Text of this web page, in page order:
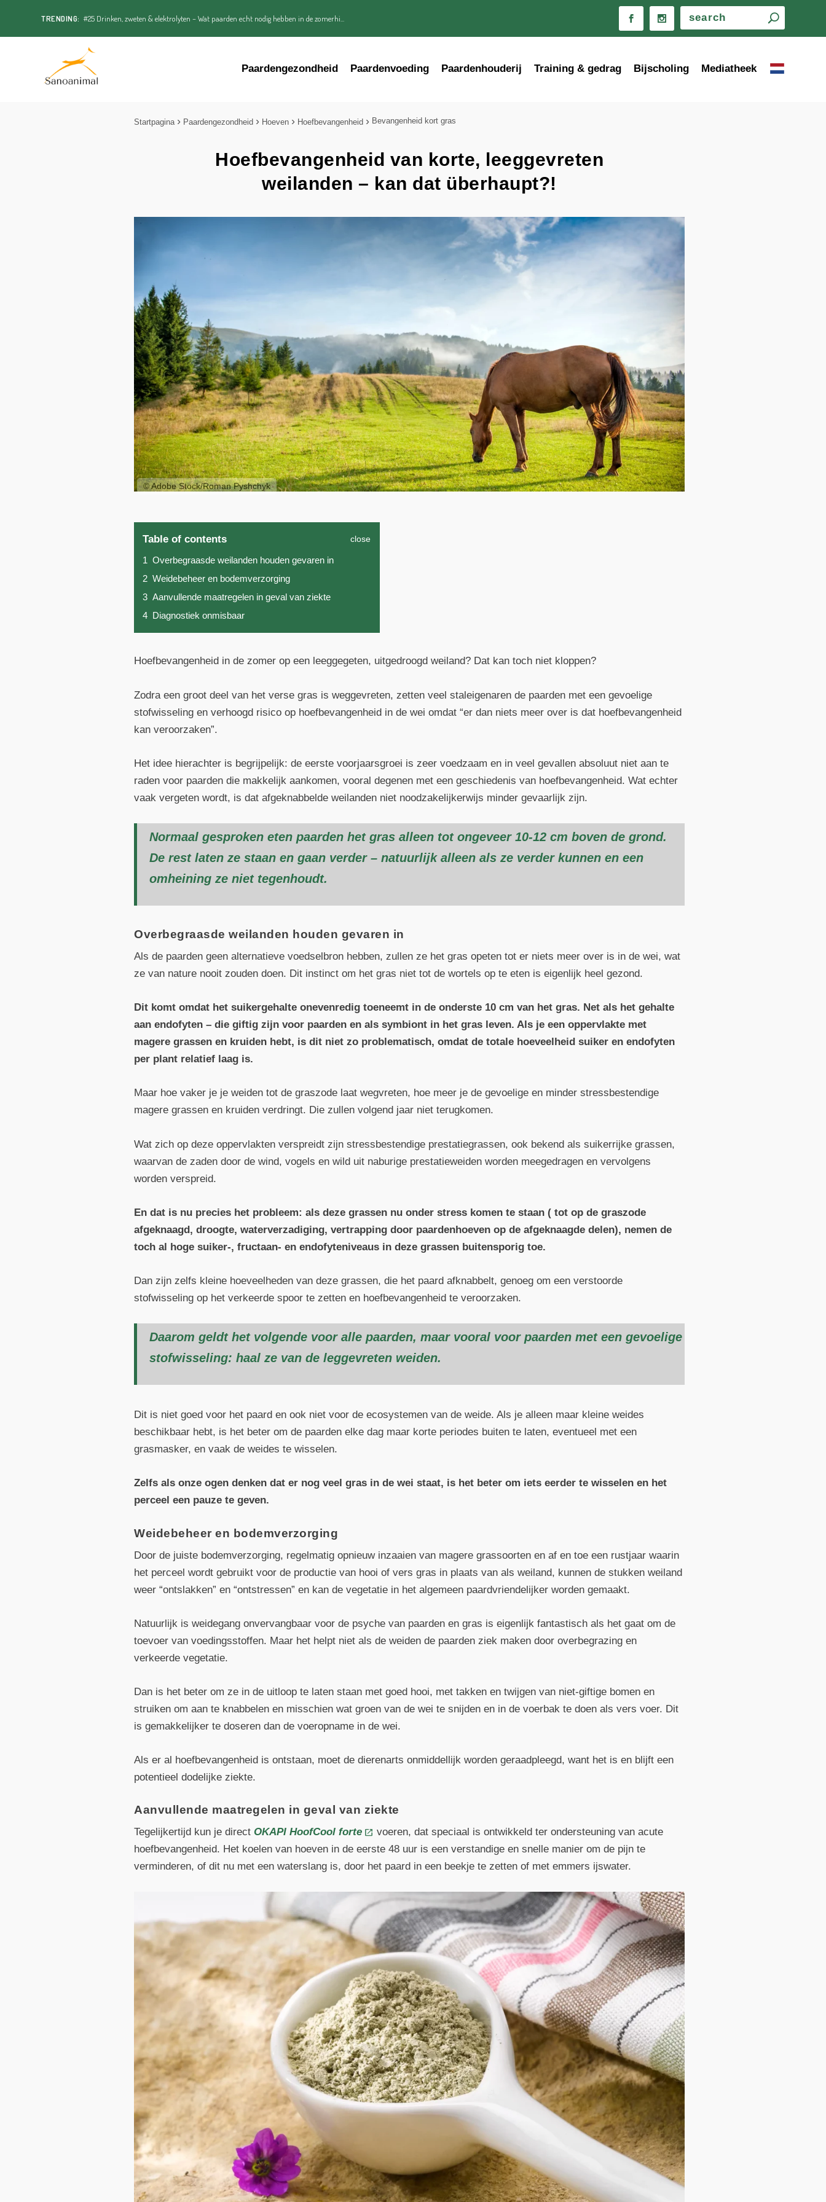
TRENDING: #25 Drinken, zweten & elektrolyten – Wat paarden echt nodig hebben in de zomerhi...
Paardengezondheid Paardenvoeding Paardenhouderij Training & gedrag Bijscholing Mediatheek
Startpagina Paardengezondheid Hoeven Hoefbevangenheid Bevangenheid kort gras
Hoefbevangenheid van korte, leeggevreten
weilanden – kan dat überhaupt?!
© Adobe Stock/Roman Pyshchyk
Table of contents close
1 Overbegraasde weilanden houden gevaren in
2 Weidebeheer en bodemverzorging
3 Aanvullende maatregelen in geval van ziekte
4 Diagnostiek onmisbaar
Hoefbevangenheid in de zomer op een leeggegeten, uitgedroogd weiland? Dat kan toch niet kloppen?
Zodra een groot deel van het verse gras is weggevreten, zetten veel staleigenaren de paarden met een gevoelige
stofwisseling en verhoogd risico op hoefbevangenheid in de wei omdat “er dan niets meer over is dat hoefbevangenheid
kan veroorzaken”.
Het idee hierachter is begrijpelijk: de eerste voorjaarsgroei is zeer voedzaam en in veel gevallen absoluut niet aan te
raden voor paarden die makkelijk aankomen, vooral degenen met een geschiedenis van hoefbevangenheid. Wat echter
vaak vergeten wordt, is dat afgeknabbelde weilanden niet noodzakelijkerwijs minder gevaarlijk zijn.
Normaal gesproken eten paarden het gras alleen tot ongeveer 10-12 cm boven de grond.
De rest laten ze staan en gaan verder – natuurlijk alleen als ze verder kunnen en een
omheining ze niet tegenhoudt.
Overbegraasde weilanden houden gevaren in
Als de paarden geen alternatieve voedselbron hebben, zullen ze het gras opeten tot er niets meer over is in de wei, wat
ze van nature nooit zouden doen. Dit instinct om het gras niet tot de wortels op te eten is eigenlijk heel gezond.
Dit komt omdat het suikergehalte onevenredig toeneemt in de onderste 10 cm van het gras. Net als het gehalte
aan endofyten – die giftig zijn voor paarden en als symbiont in het gras leven. Als je een oppervlakte met
magere grassen en kruiden hebt, is dit niet zo problematisch, omdat de totale hoeveelheid suiker en endofyten
per plant relatief laag is.
Maar hoe vaker je je weiden tot de graszode laat wegvreten, hoe meer je de gevoelige en minder stressbestendige
magere grassen en kruiden verdringt. Die zullen volgend jaar niet terugkomen.
Wat zich op deze oppervlakten verspreidt zijn stressbestendige prestatiegrassen, ook bekend als suikerrijke grassen,
waarvan de zaden door de wind, vogels en wild uit naburige prestatieweiden worden meegedragen en vervolgens
worden verspreid.
En dat is nu precies het probleem: als deze grassen nu onder stress komen te staan ( tot op de graszode
afgeknaagd, droogte, waterverzadiging, vertrapping door paardenhoeven op de afgeknaagde delen), nemen de
toch al hoge suiker-, fructaan- en endofyteniveaus in deze grassen buitensporig toe.
Dan zijn zelfs kleine hoeveelheden van deze grassen, die het paard afknabbelt, genoeg om een verstoorde
stofwisseling op het verkeerde spoor te zetten en hoefbevangenheid te veroorzaken.
Daarom geldt het volgende voor alle paarden, maar vooral voor paarden met een gevoelige
stofwisseling: haal ze van de leggevreten weiden.
Dit is niet goed voor het paard en ook niet voor de ecosystemen van de weide. Als je alleen maar kleine weides
beschikbaar hebt, is het beter om de paarden elke dag maar korte periodes buiten te laten, eventueel met een
grasmasker, en vaak de weides te wisselen.
Zelfs als onze ogen denken dat er nog veel gras in de wei staat, is het beter om iets eerder te wisselen en het
perceel een pauze te geven.
Weidebeheer en bodemverzorging
Door de juiste bodemverzorging, regelmatig opnieuw inzaaien van magere grassoorten en af en toe een rustjaar waarin
het perceel wordt gebruikt voor de productie van hooi of vers gras in plaats van als weiland, kunnen de stukken weiland
weer “ontslakken” en “ontstressen” en kan de vegetatie in het algemeen paardvriendelijker worden gemaakt.
Natuurlijk is weidegang onvervangbaar voor de psyche van paarden en gras is eigenlijk fantastisch als het gaat om de
toevoer van voedingsstoffen. Maar het helpt niet als de weiden de paarden ziek maken door overbegrazing en
verkeerde vegetatie.
Dan is het beter om ze in de uitloop te laten staan met goed hooi, met takken en twijgen van niet-giftige bomen en
struiken om aan te knabbelen en misschien wat groen van de wei te snijden en in de voerbak te doen als vers voer. Dit
is gemakkelijker te doseren dan de voeropname in de wei.
Als er al hoefbevangenheid is ontstaan, moet de dierenarts onmiddellijk worden geraadpleegd, want het is en blijft een
potentieel dodelijke ziekte.
Aanvullende maatregelen in geval van ziekte
Tegelijkertijd kun je directOKAPI HoofCool forte
voeren, dat speciaal is ontwikkeld ter ondersteuning van acute
hoefbevangenheid. Het koelen van hoeven in de eerste 48 uur is een verstandige en snelle manier om de pijn te
verminderen, of dit nu met een waterslang is, door het paard in een beekje te zetten of met emmers ijswater.